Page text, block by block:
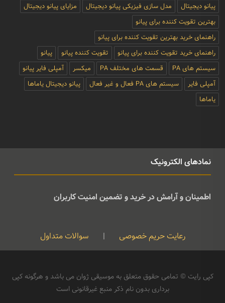
پیانو دیجیتال
مدل سازی فیزیکی پیانو دیجیتال
مزایای پیانو دیجیتال
بهترین تقویت کننده برای پیانو
راهنمای خرید بهترین تقویت کننده برای پیانو
راهنمای خرید تقویت کننده برای پیانو
تقویت کننده پیانو
پیانو
سیستم های PA
قسمت های مختلف PA میکسر
آمپلی فایر پیانو
آمپلی فایر
سیستم های PA فعال و غیر فعال
پیانو دیجیتال یاماها
یاماها
نمادهای الکترونیک
اطمینان و آرامش در خرید و تضمین امنیت کاربران
رعایت حریم خصوصی | سوالات متداول
کپی رایت © تمامی حقوق متعلق به موسیقی ژوان می باشد و هرگونه کپی
برداری بدون نام ذکر منبع غیرقانونی است